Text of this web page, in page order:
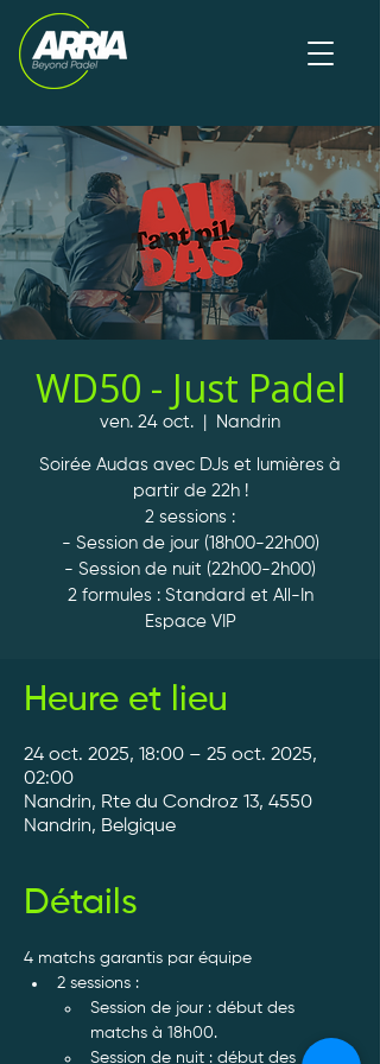
WD50 - Just Padel
ven. 24 oct. Nandrin
Soirée Audas avec DJs et lumières à
partir de 22h !
2 sessions :
- Session de jour (18h00-22h00)
- Session de nuit (22h00-2h00)
2 formules : Standard et All-In
Espace VIP
Heure et lieu
24 oct. 2025, 18:00 – 25 oct. 2025,
02:00
Nandrin, Rte du Condroz 13, 4550
Nandrin, Belgique
Détails
4 matchs garantis par équipe
2 sessions :
Session de jour : début des
matchs à 18h00.
Session de nuit : début des